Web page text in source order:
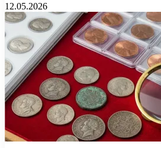
12.05.2026